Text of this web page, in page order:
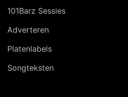
101Barz Sessies
Adverteren
Platenlabels
Songteksten